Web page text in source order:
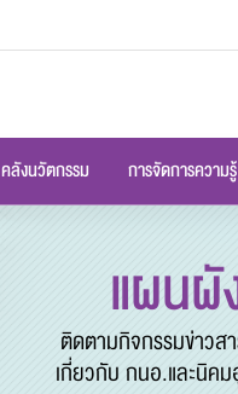
คลังนวัตกรรม การจัดการความ
แผนผั
ติดตามกิจกรรมข่าวส
เกี่ยวกับ กนอ.และนิคม